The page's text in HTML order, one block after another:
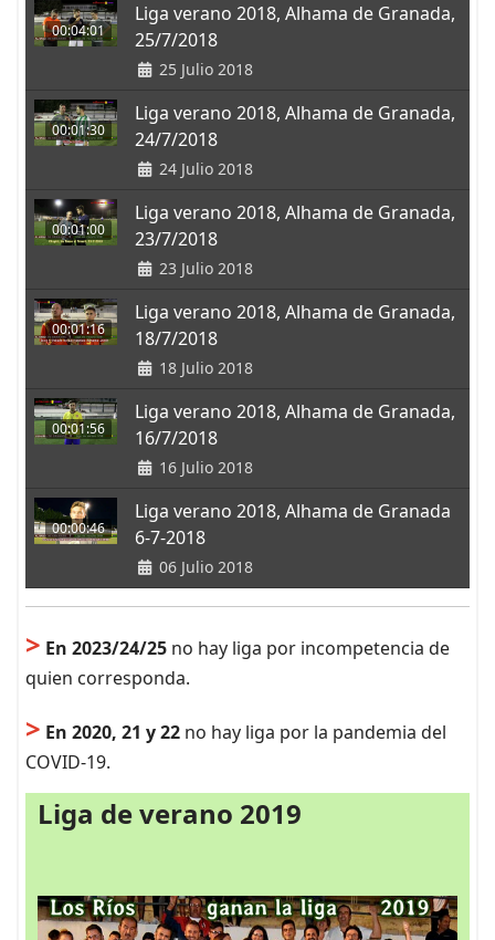
00:04:01
Liga verano 2018, Alhama de Granada,
25/7/2018
25 Julio 2018
00:01:30
Liga verano 2018, Alhama de Granada,
24/7/2018
24 Julio 2018
00:01:00
Liga verano 2018, Alhama de Granada,
23/7/2018
23 Julio 2018
00:01:16
Liga verano 2018, Alhama de Granada,
18/7/2018
18 Julio 2018
00:01:56
Liga verano 2018, Alhama de Granada,
16/7/2018
16 Julio 2018
00:00:46
Liga verano 2018, Alhama de Granada
6-7-2018
06 Julio 2018
> En 2023/24/25 no hay liga por incompetencia de
quien corresponda.
> En 2020, 21 y 22 no hay liga por la pandemia del
COVID-19.
Liga de verano 2019